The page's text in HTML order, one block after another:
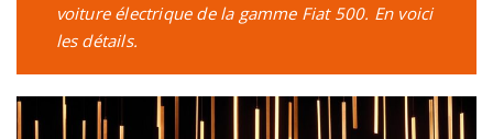
voiture électrique de la gamme Fiat 500. En voici
les détails.